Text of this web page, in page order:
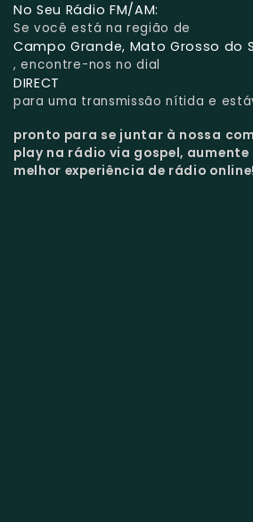
No Seu Rádio FM/AM:
Se você está na região de
Campo Grande, Mato Grosso do
, encontre-nos no dial
DIRECT
para uma transmissão nítida e
pronto para se juntar à nossa
play na rádio via gospel, aumente
melhor experiência de rádio online!